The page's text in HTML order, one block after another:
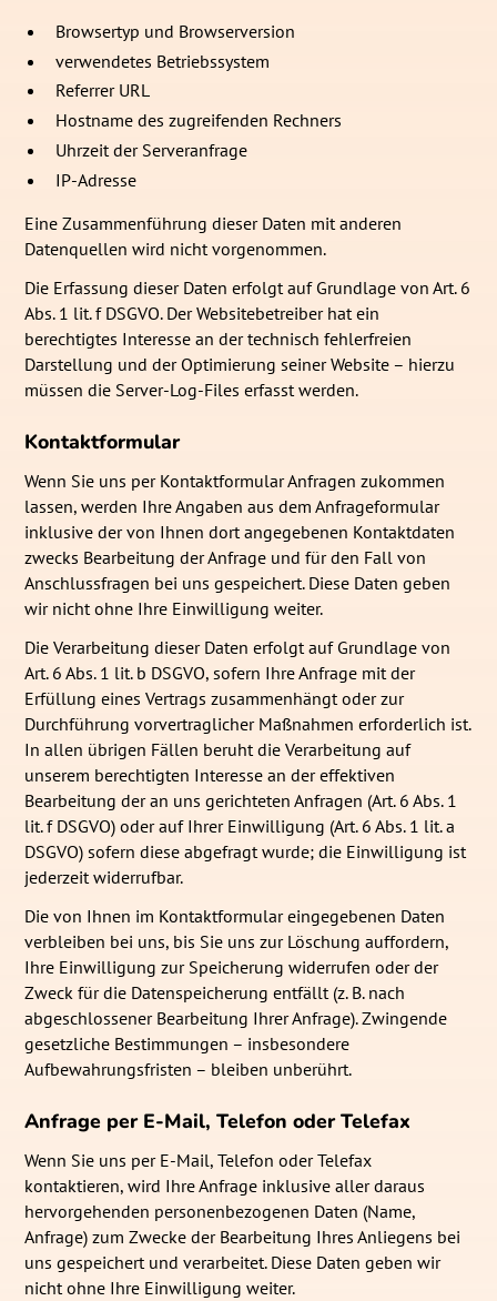
Browsertyp und Browserversion
verwendetes Betriebssystem
Referrer URL
Hostname des zugreifenden Rechners
Uhrzeit der Serveranfrage
IP-Adresse
Eine Zusammenführung dieser Daten mit anderen
Datenquellen wird nicht vorgenommen.
Die Erfassung dieser Daten erfolgt auf Grundlage von Art. 6
Abs. 1 lit. f DSGVO. Der Websitebetreiber hat ein
berechtigtes Interesse an der technisch fehlerfreien
Darstellung und der Optimierung seiner Website – hierzu
müssen die Server-Log-Files erfasst werden.
Kontaktformular
Wenn Sie uns per Kontaktformular Anfragen zukommen
lassen, werden Ihre Angaben aus dem Anfrageformular
inklusive der von Ihnen dort angegebenen Kontaktdaten
zwecks Bearbeitung der Anfrage und für den Fall von
Anschlussfragen bei uns gespeichert. Diese Daten geben
wir nicht ohne Ihre Einwilligung weiter.
Die Verarbeitung dieser Daten erfolgt auf Grundlage von
Art. 6 Abs. 1 lit. b DSGVO, sofern Ihre Anfrage mit der
Erfüllung eines Vertrags zusammenhängt oder zur
Durchführung vorvertraglicher Maßnahmen erforderlich ist.
In allen übrigen Fällen beruht die Verarbeitung auf
unserem berechtigten Interesse an der effektiven
Bearbeitung der an uns gerichteten Anfragen (Art. 6 Abs. 1
lit. f DSGVO) oder auf Ihrer Einwilligung (Art. 6 Abs. 1 lit. a
DSGVO) sofern diese abgefragt wurde; die Einwilligung ist
jederzeit widerrufbar.
Die von Ihnen im Kontaktformular eingegebenen Daten
verbleiben bei uns, bis Sie uns zur Löschung auffordern,
Ihre Einwilligung zur Speicherung widerrufen oder der
Zweck für die Datenspeicherung entfällt (z. B. nach
abgeschlossener Bearbeitung Ihrer Anfrage). Zwingende
gesetzliche Bestimmungen – insbesondere
Aufbewahrungsfristen – bleiben unberührt.
Anfrage per E-Mail, Telefon oder Telefax
Wenn Sie uns per E-Mail, Telefon oder Telefax
kontaktieren, wird Ihre Anfrage inklusive aller daraus
hervorgehenden personenbezogenen Daten (Name,
Anfrage) zum Zwecke der Bearbeitung Ihres Anliegens bei
uns gespeichert und verarbeitet. Diese Daten geben wir
nicht ohne Ihre Einwilligung weiter.